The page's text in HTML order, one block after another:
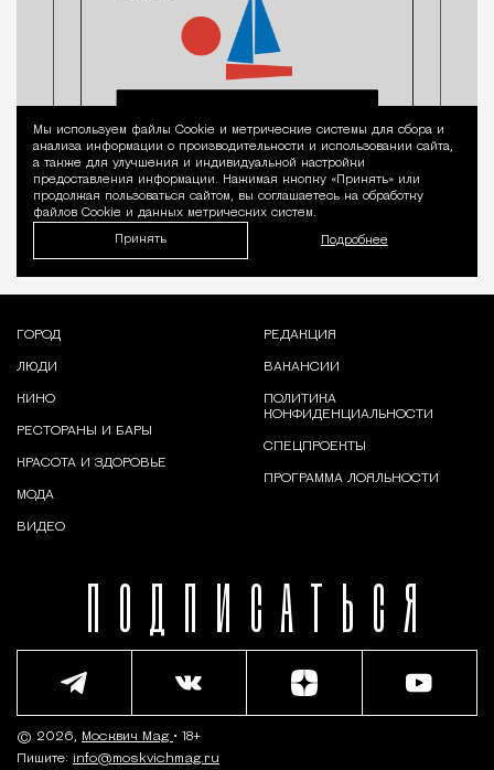
Уведомление
Мы используем файлы Сookie и метрические системы для сбора и
анализа информации о производительности и использовании сайта,
а также для улучшения и индивидуальной настройки
предоставления информации. Нажимая кнопку «Принять» или
продолжая пользоваться сайтом, вы соглашаетесь на обработку
файлов Cookie и данных метрических систем.
Принять Подробнее
ПОДПИСАТЬСЯ
ГОРОД
ЛЮДИ
КИНО
РЕСТОРАНЫ И БАРЫ
КРАСОТА И ЗДОРОВЬЕ
МОДА
ВИДЕО
РЕДАКЦИЯ
ВАКАНСИИ
ПОЛИТИКА
КОНФИДЕНЦИАЛЬНОСТИ
СПЕЦПРОЕКТЫ
ПРОГРАММА ЛОЯЛЬНОСТИ
© 2026, Москвич Mag • 18+
Пишите: info@moskvichmag.ru